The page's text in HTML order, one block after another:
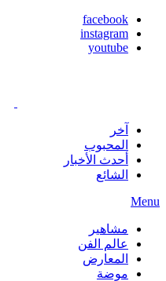
facebook
instagram
youtube
آخر
المحبوب
أحدث الأخبار
الشائع
Menu
مشاهير
عالم الفن
المعارض
موضة